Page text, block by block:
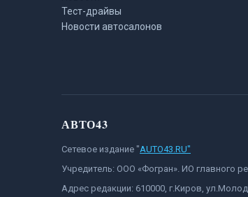
Тест-драйвы
Новости автосалонов
АВТО43
Сетевое издание "AUTO43.RU"
Учредитель: ООО «Фогран». ИО главного
Адрес редакции: 610000, г.Киров,